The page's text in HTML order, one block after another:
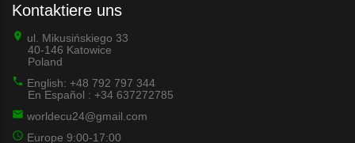
Kontaktiere uns
ul. Mikusińskiego 33
40-146 Katowice
Poland
English: +48 792 797 344
En Español : +34 637272785
worldecu24@gmail.com
Europe 9:00-17:00